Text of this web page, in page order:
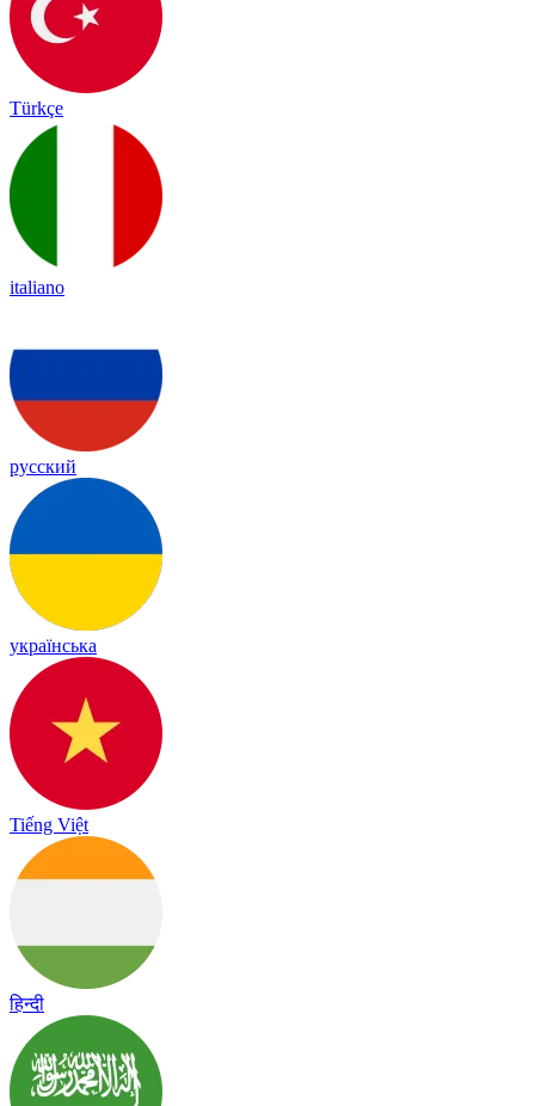
Türkçe
italiano
русский
українська
Tiếng Việt
हिन्दी